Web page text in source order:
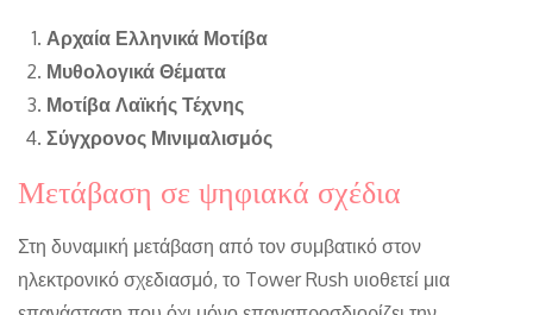
Αρχαία Ελληνικά Μοτίβα
Μυθολογικά Θέματα
Μοτίβα Λαϊκής Τέχνης
Σύγχρονος Μινιμαλισμός
Μετάβαση σε ψηφιακά σχέδια
Στη δυναμική μετάβαση από τον συμβατικό στον
ηλεκτρονικό σχεδιασμό, το Tower Rush υιοθετεί μια